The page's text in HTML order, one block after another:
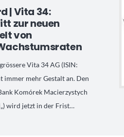
| Vita 34:
zur neuen
von
Vita 34 AG (ISIN:
immer mehr Gestalt an. Den
Komórek Macierzystych
wird jetzt in der Frist…